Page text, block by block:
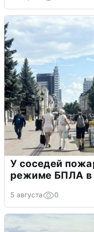
У соседей
режиме БПЛА в
5 августа 0